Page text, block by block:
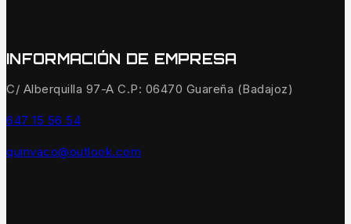
INFORMACIÓN DE EMPRESA
C/ Alberquilla 97-A C.P: 06470 Guareña (Badajoz)
647 15 56 54
quinvaco@outlook.com